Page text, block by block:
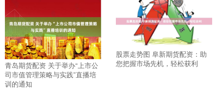
青岛期货配资 关于举办“上市公
司市值管理策略与实践”直播培
训的通知
股票走势图 阜新期货配资：助
您把握市场先机，轻松获利